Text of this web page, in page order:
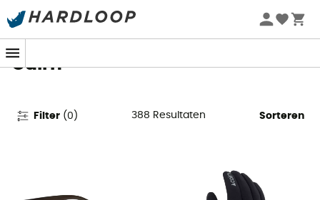
Zomeraanbiedingen 🔥 -5% EXTRA vanaf 2 producten* met
Cairn
Filter (0 ) 388 Resultaten Sorteren